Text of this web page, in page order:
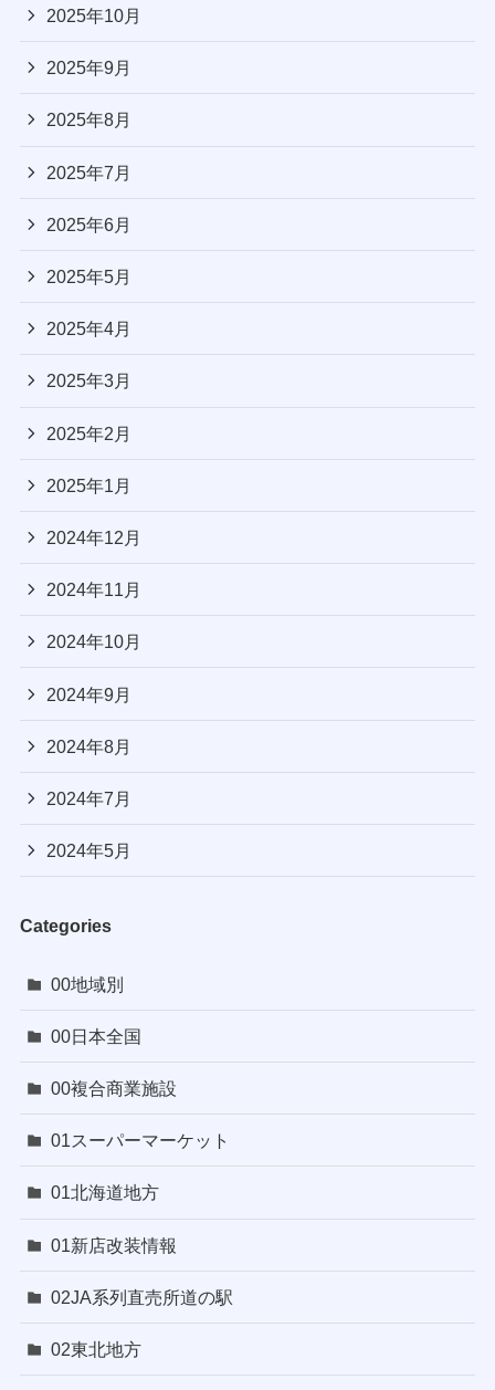
2025年10月
2025年9月
2025年8月
2025年7月
2025年6月
2025年5月
2025年4月
2025年3月
2025年2月
2025年1月
2024年12月
2024年11月
2024年10月
2024年9月
2024年8月
2024年7月
2024年5月
Categories
00地域別
00日本全国
00複合商業施設
01スーパーマーケット
01北海道地方
01新店改装情報
02JA系列直売所道の駅
02東北地方